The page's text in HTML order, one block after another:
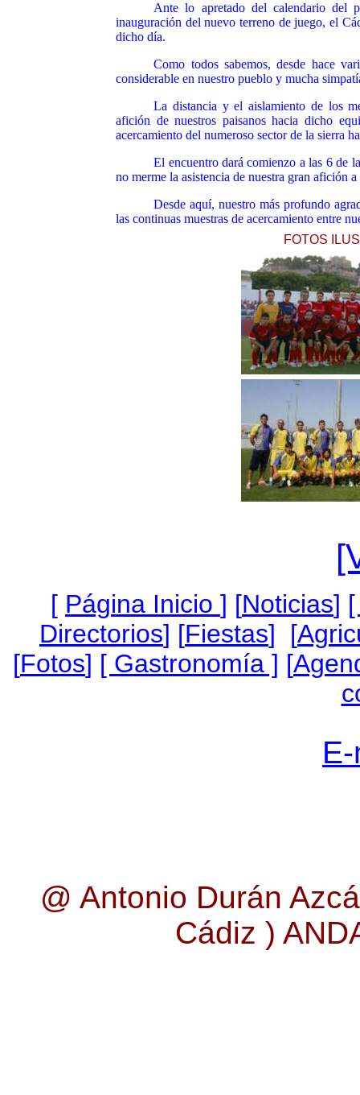
Ante lo apretado del calendario del
inauguración del nuevo terreno de juego, el
dicho día.
Como todos sabemos, desde hace
considerable en nuestro pueblo y mucha
La distancia y el aislamiento de los
afición de nuestros paisanos hacia dicho
acercamiento del numeroso sector de la sierra
El encuentro dará comienzo a las 6 de
no merme la asistencia de nuestra gran afición
Desde aquí, nuestro más profundo
las continuas muestras de acercamiento entre
FOTOS
[ Página Inicio ] [Noticias]
Directorios] [Fiestas] [
[Fotos] [ Gastronomía ] [
@ Antonio Durán
Cádiz )